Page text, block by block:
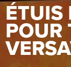
ÉTUIS
POUR